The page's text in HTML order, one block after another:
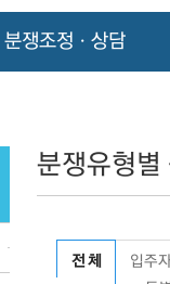
분쟁조정ㆍ상담
분쟁유형별
전 체
입주